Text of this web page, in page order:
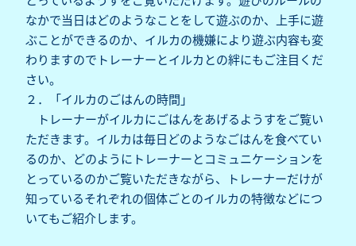
なかで当日はどのようなことをして遊ぶのか、上手に遊
ぶことができるのか、イルカの機嫌により遊ぶ内容も変
わりますのでトレーナーとイルカとの絆にもご注目くだ
さい。
２．「イルカのごはんの時間」
トレーナーがイルカにごはんをあげるようすをご覧い
ただきます。イルカは毎日どのようなごはんを食べてい
るのか、どのようにトレーナーとコミュニケーションを
とっているのかご覧いただきながら、トレーナーだけが
知っているそれぞれの個体ごとのイルカの特徴などにつ
いてもご紹介します。